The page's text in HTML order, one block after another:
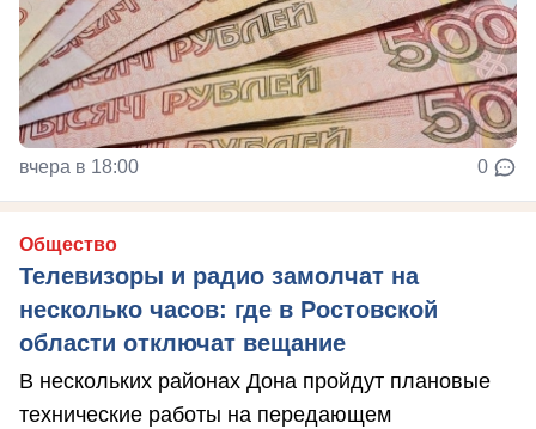
вчера в 18:00 0
Общество
Телевизоры и радио замолчат на
несколько часов: где в Ростовской
области отключат вещание
В нескольких районах Дона пройдут плановые
технические работы на передающем